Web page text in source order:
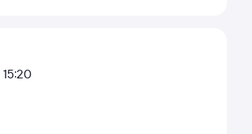
15:20